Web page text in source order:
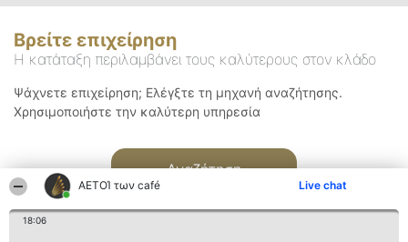
ΑΕΤΟΊ των café Live chat
18:06
Βρείτε επιχείρηση
Η κατάταξη περιλαμβάνει τους καλύτερους στον κλάδο
Ψάχνετε επιχείρηση; Ελέγξτε τη μηχανή αναζήτησης.
Χρησιμοποιήστε την καλύτερη υπηρεσία
Αναζήτηση